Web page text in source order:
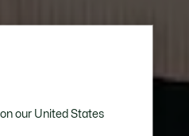
our United States